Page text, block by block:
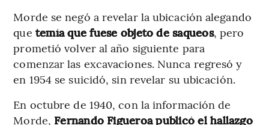
Morde se negó a revelar la ubicación alegando
que temía que fuese objeto de saqueos, pero
prometió volver al año siguiente para
comenzar las excavaciones. Nunca regresó y
en 1954 se suicidó, sin revelar su ubicación.
En octubre de 1940, con la información de
Morde, Fernando Figueroa publicó el hallazgo